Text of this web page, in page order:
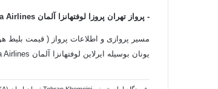
- پرواز تهران پروزا لوفتهانزا آلمانAirlines
مسیر پروازی و اطلاعات پرواز ( قیمت بلیط
یونان بوسیله ایرلاین لوفتهانزا آلمان Lufthansa Airlines + ایرلاین ایر برلین آلمان Air Berlin Airlines به شرح زیر است: